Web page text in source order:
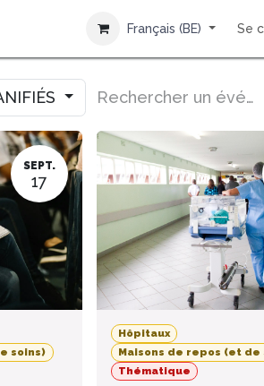
Français (BE) Se
SEPT.
17
soins)
Hôpitaux
Maisons de repos (et de
Thématique